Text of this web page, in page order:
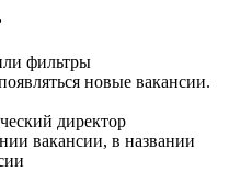
фильтры
новые вакансии.
директор
вакансии, в названии